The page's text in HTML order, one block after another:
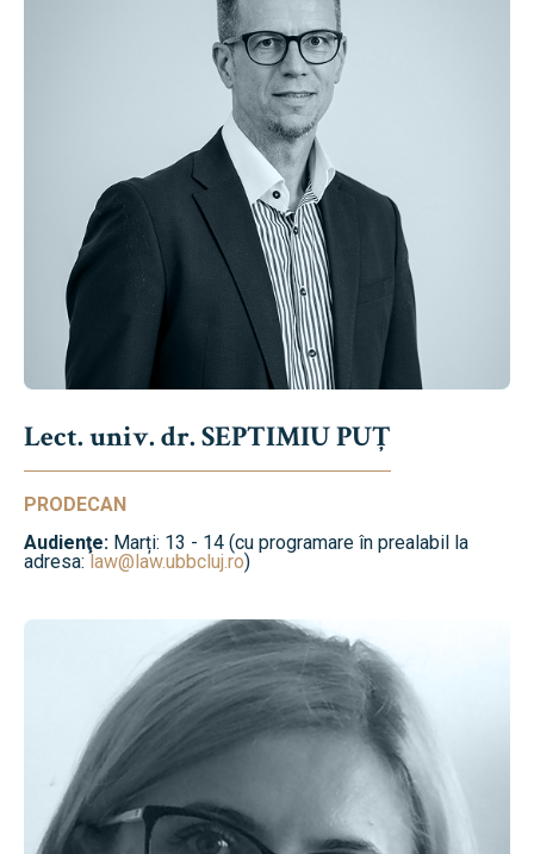
Lect. univ. dr. SEPTIMIU PUȚ
PRODECAN
Audienţe: Marți: 13 - 14 (cu programare în prealabil la
adresa:law@law.ubbcluj.ro)